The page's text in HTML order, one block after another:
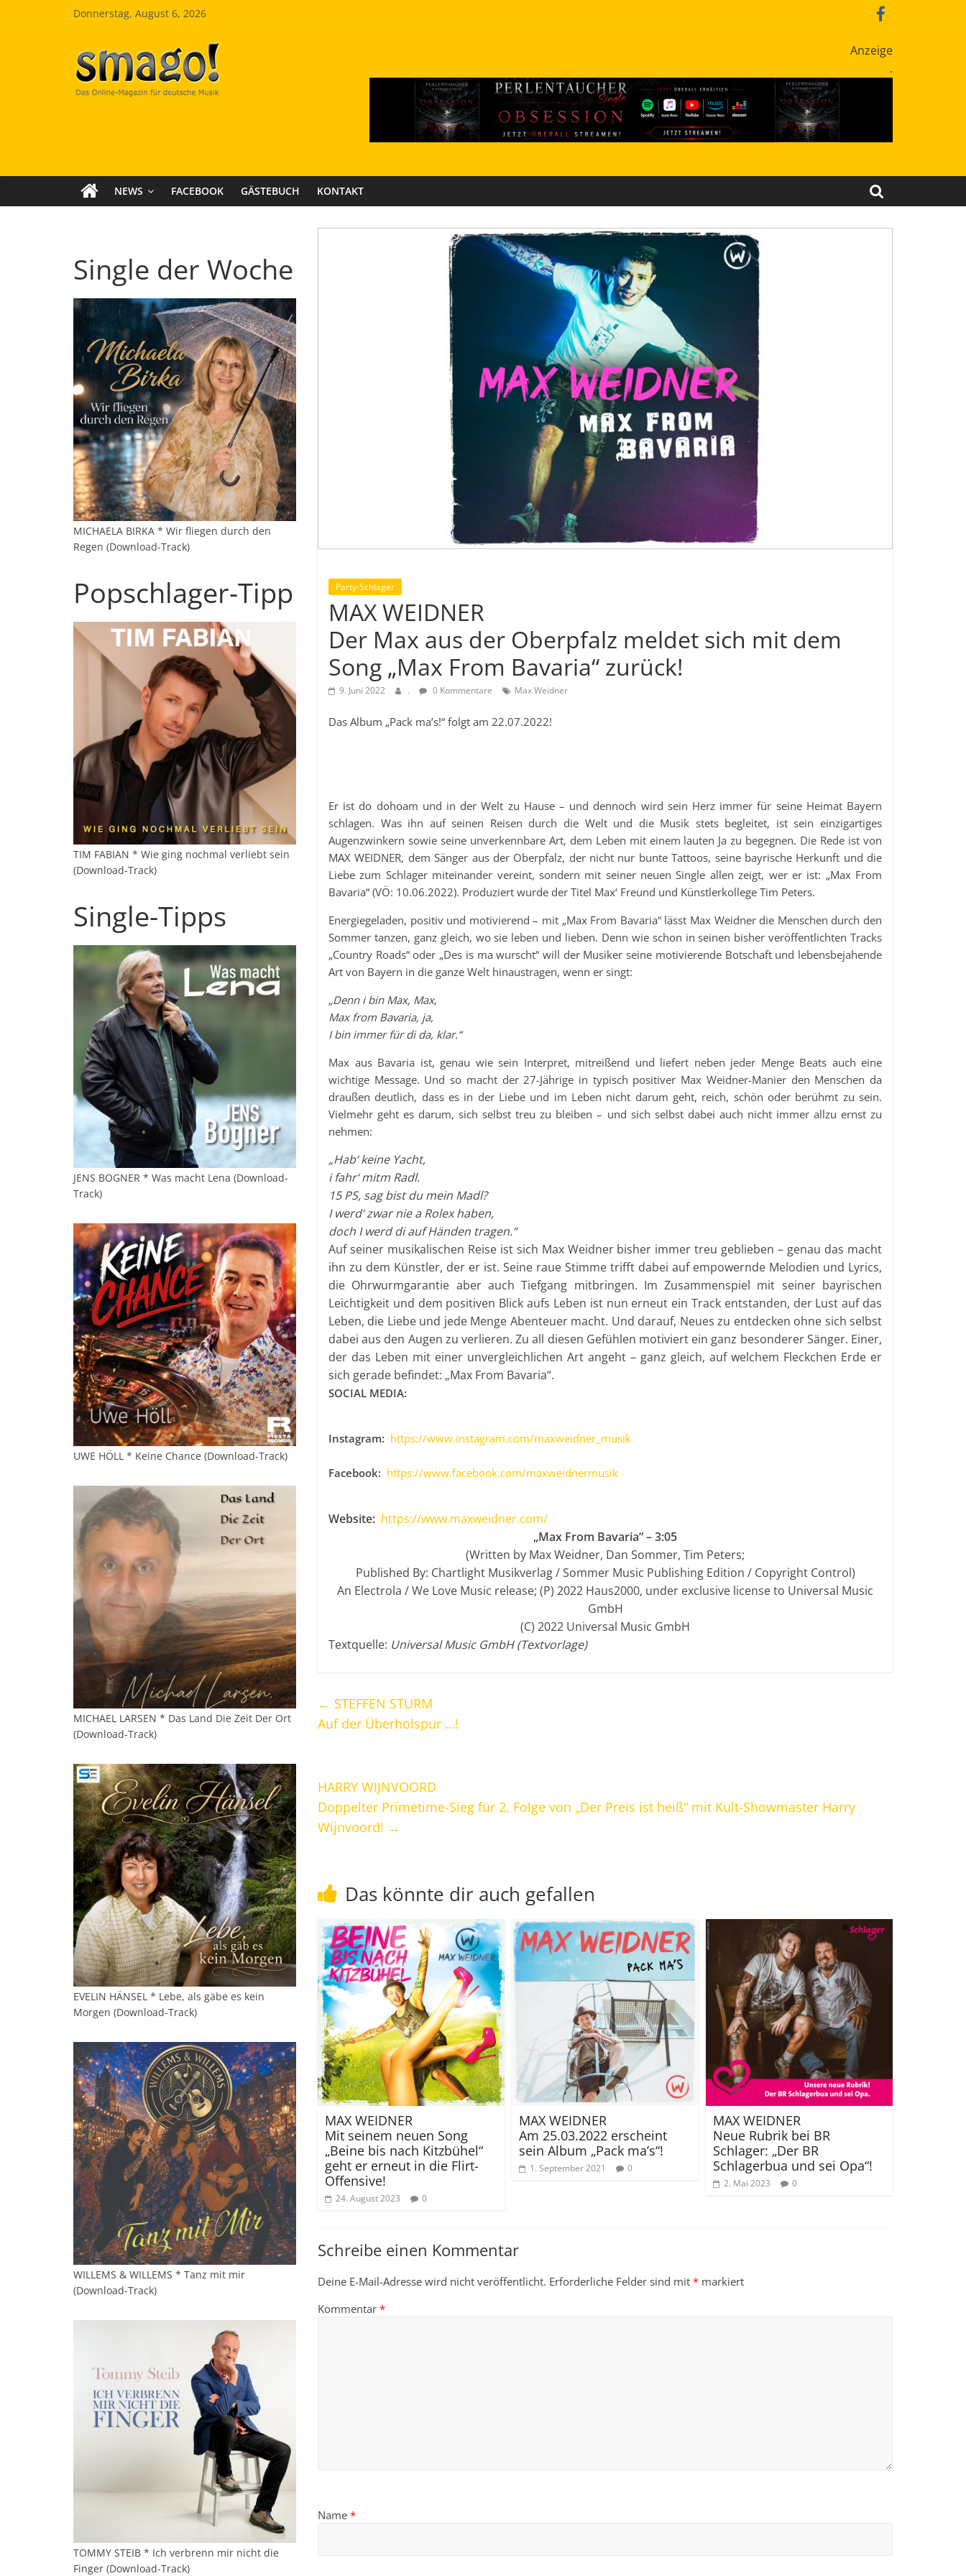
Donnerstag, August 6, 2026
Smago
SchlagerMAGazinOnline
Anzeige
.
NEWS FACEBOOK GÄSTEBUCH KONTAKT
Party-Schlager
MAX WEIDNER
Der Max aus der Oberpfalz meldet sich mit dem
Song „Max From Bavaria“ zurück!
9. Juni 2022 . 0 Kommentare Max Weidner
Das Album „Pack ma’s!“ folgt am 22.07.2022!
Er ist do dohoam und in der Welt zu Hause – und dennoch wird sein Herz immer für seine Heimat Bayern
schlagen. Was ihn auf seinen Reisen durch die Welt und die Musik stets begleitet, ist sein einzigartiges
Augenzwinkern sowie seine unverkennbare Art, dem Leben mit einem lauten Ja zu begegnen. Die Rede ist von
MAX WEIDNER, dem Sänger aus der Oberpfalz, der nicht nur bunte Tattoos, seine bayrische Herkunft und die
Liebe zum Schlager miteinander vereint, sondern mit seiner neuen Single allen zeigt, wer er ist: „Max From
Bavaria“ (VÖ: 10.06.2022). Produziert wurde der Titel Max‘ Freund und Künstlerkollege Tim Peters.
Energiegeladen, positiv und motivierend – mit „Max From Bavaria“ lässt Max Weidner die Menschen durch den
Sommer tanzen, ganz gleich, wo sie leben und lieben. Denn wie schon in seinen bisher veröffentlichten Tracks
„Country Roads“ oder „Des is ma wurscht“ will der Musiker seine motivierende Botschaft und lebensbejahende
Art von Bayern in die ganze Welt hinaustragen, wenn er singt:
„Denn i bin Max, Max,
Max from Bavaria, ja,
I bin immer für di da, klar.“
Max aus Bavaria ist, genau wie sein Interpret, mitreißend und liefert neben jeder Menge Beats auch eine
wichtige Message. Und so macht der 27-Jährige in typisch positiver Max Weidner-Manier den Menschen da
draußen deutlich, dass es in der Liebe und im Leben nicht darum geht, reich, schön oder berühmt zu sein.
Vielmehr geht es darum, sich selbst treu zu bleiben – und sich selbst dabei auch nicht immer allzu ernst zu
nehmen:
„Hab‘ keine Yacht,
i fahr‘ mitm Radl.
15 PS, sag bist du mein Madl?
I werd‘ zwar nie a Rolex haben,
doch I werd di auf Händen tragen.“
Auf seiner musikalischen Reise ist sich Max Weidner bisher immer treu geblieben – genau das macht
ihn zu dem Künstler, der er ist. Seine raue Stimme trifft dabei auf empowernde Melodien und Lyrics,
die Ohrwurmgarantie aber auch Tiefgang mitbringen. Im Zusammenspiel mit seiner bayrischen
Leichtigkeit und dem positiven Blick aufs Leben ist nun erneut ein Track entstanden, der Lust auf das
Leben, die Liebe und jede Menge Abenteuer macht. Und darauf, Neues zu entdecken ohne sich selbst
dabei aus den Augen zu verlieren. Zu all diesen Gefühlen motiviert ein ganz besonderer Sänger. Einer,
der das Leben mit einer unvergleichlichen Art angeht – ganz gleich, auf welchem Fleckchen Erde er
sich gerade befindet: „Max From Bavaria“.
SOCIAL MEDIA:
Instagram: https://www.instagram.com/maxweidner_musik
Facebook: https://www.facebook.com/maxweidnermusik
Website: https://www.maxweidner.com/
„Max From Bavaria“ – 3:05
(Written by Max Weidner, Dan Sommer, Tim Peters;
Published By: Chartlight Musikverlag / Sommer Music Publishing Edition / Copyright Control)
An Electrola / We Love Music release; (P) 2022 Haus2000, under exclusive license to Universal Music
GmbH
(C) 2022 Universal Music GmbH
Textquelle: Universal Music GmbH (Textvorlage)
← STEFFEN STURM
Auf der Überholspur …!
HARRY WIJNVOORD
Doppelter Primetime-Sieg für 2. Folge von „Der Preis ist heiß“ mit Kult-Showmaster Harry
Wijnvoord! →
Das könnte dir auch gefallen
MAX WEIDNER
Mit seinem neuen Song
„Beine bis nach Kitzbühel“
geht er erneut in die Flirt-
Offensive!
24. August 2023 0
MAX WEIDNER
Am 25.03.2022 erscheint
sein Album „Pack ma’s“!
1. September 2021 0
MAX WEIDNER
Neue Rubrik bei BR
Schlager: „Der BR
Schlagerbua und sei Opa“!
2. Mai 2023 0
Schreibe einen Kommentar
Deine E-Mail-Adresse wird nicht veröffentlicht. Erforderliche Felder sind mit * markiert
Kommentar *
Name *
Single der Woche
MICHAELA BIRKA * Wir fliegen durch den
Regen (Download-Track)
Popschlager-Tipp
TIM FABIAN * Wie ging nochmal verliebt sein
(Download-Track)
Single-Tipps
JENS BOGNER * Was macht Lena (Download-
Track)
UWE HÖLL * Keine Chance (Download-Track)
MICHAEL LARSEN * Das Land Die Zeit Der Ort
(Download-Track)
EVELIN HÄNSEL * Lebe, als gäbe es kein
Morgen (Download-Track)
WILLEMS & WILLEMS * Tanz mit mir
(Download-Track)
TOMMY STEIB * Ich verbrenn mir nicht die
Finger (Download-Track)